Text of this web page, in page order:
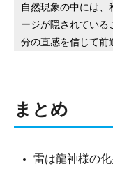
自然現象の中には
ージが隠されている
分の直感を信じて前
まとめ
雷は龍神様の